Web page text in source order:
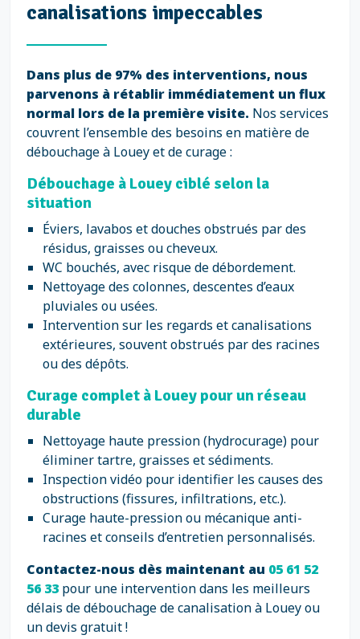
canalisations impeccables
Dans plus de 97% des interventions, nous
parvenons à rétablir immédiatement un flux
normal lors de la première visite. Nos services
couvrent l’ensemble des besoins en matière de
débouchage à Louey et de curage :
Débouchage à Louey ciblé selon la
situation
Éviers, lavabos et douches obstrués par des
résidus, graisses ou cheveux.
WC bouchés, avec risque de débordement.
Nettoyage des colonnes, descentes d’eaux
pluviales ou usées.
Intervention sur les regards et canalisations
extérieures, souvent obstrués par des racines
ou des dépôts.
Curage complet à Louey pour un réseau
durable
Nettoyage haute pression (hydrocurage) pour
éliminer tartre, graisses et sédiments.
Inspection vidéo pour identifier les causes des
obstructions (fissures, infiltrations, etc.).
Curage haute-pression ou mécanique anti-
racines et conseils d’entretien personnalisés.
Contactez-nous dès maintenant au 05 61 52
56 33 pour une intervention dans les meilleurs
délais de débouchage de canalisation à Louey ou
un devis gratuit !